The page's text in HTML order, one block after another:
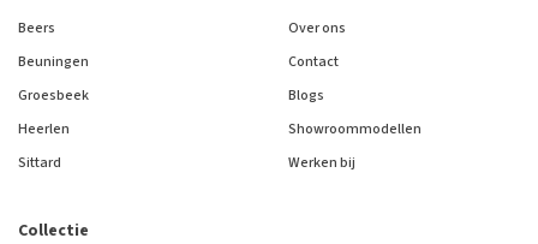
Collectie
Beers
Beuningen
Groesbeek
Heerlen
Sittard
Over ons
Contact
Blogs
Showroommodellen
Werken bij